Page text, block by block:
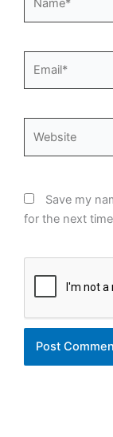
Save my
for the next